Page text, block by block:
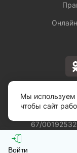
Войти
67/
Мы
чтобы сайт